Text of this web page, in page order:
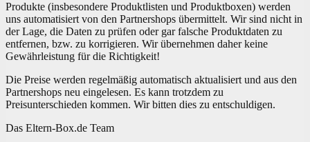
Produkte (insbesondere Produktlisten und Produktboxen) werden
uns automatisiert von den Partnershops übermittelt. Wir sind nicht in
der Lage, die Daten zu prüfen oder gar falsche Produktdaten zu
entfernen, bzw. zu korrigieren. Wir übernehmen daher keine
Gewährleistung für die Richtigkeit!
Die Preise werden regelmäßig automatisch aktualisiert und aus den
Partnershops neu eingelesen. Es kann trotzdem zu
Preisunterschieden kommen. Wir bitten dies zu entschuldigen.
Das Eltern-Box.de Team